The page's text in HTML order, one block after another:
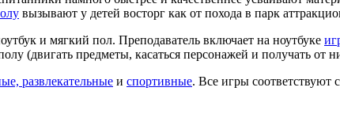
вызывают у детей восторг как от похода в парк
и мягкий пол. Преподаватель включает на ноутбуке
(двигать предметы, касаться персонажей и получать от
развлекательные и спортивные. Все игры соответствуют